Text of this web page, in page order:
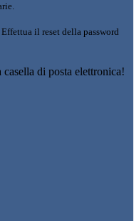
il reset della password
di posta elettronica!